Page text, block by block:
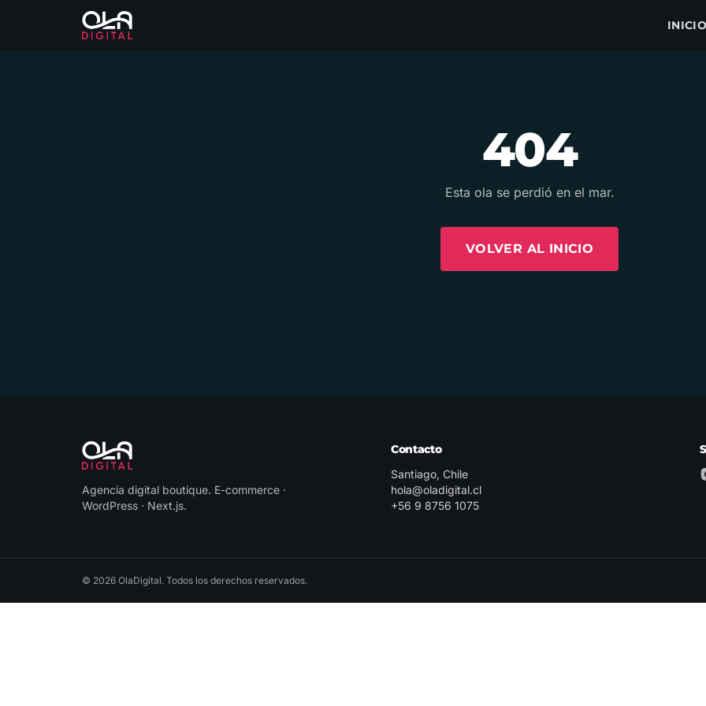
404
Esta ola se perdió en el mar.
VOLVER AL INICIO
Agencia digital boutique. E-commerce ·
WordPress · Next.js.
Contacto
Santiago, Chile
hola@oladigital.cl
+56 9 8756 1075
© 2026 OlaDigital. Todos los derechos reservados.